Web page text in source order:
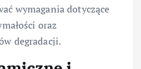
wymagania dotyczące
oraz
degradacji.